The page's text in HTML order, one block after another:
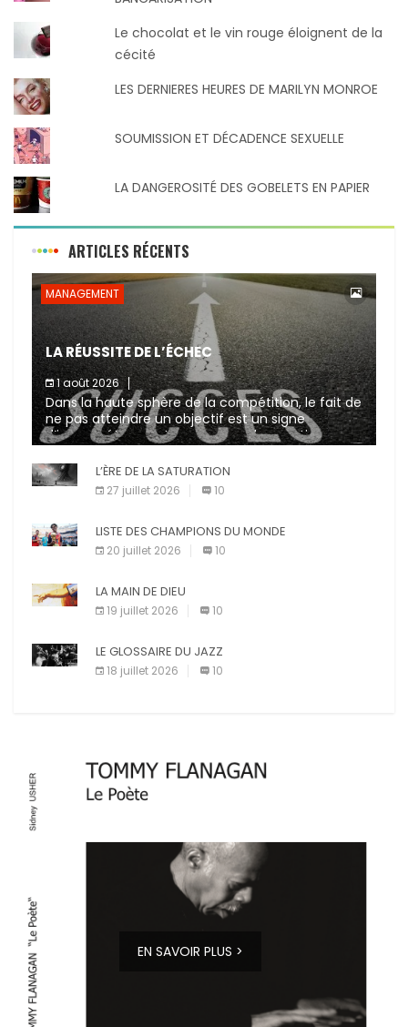
Le chocolat et le vin rouge éloignent de la
cécité
LES DERNIERES HEURES DE MARILYN MONROE
SOUMISSION ET DÉCADENCE SEXUELLE
LA DANGEROSITÉ DES GOBELETS EN PAPIER
ARTICLES RÉCENTS
MANAGEMENT
LA RÉUSSITE DE L’ÉCHEC
1 août 2026
Dans la haute sphère de la compétition, le fait de
ne pas atteindre un objectif est un signe
d’incompétence et une source de sanctions
diverses (avertissement, […]
L’ÈRE DE LA SATURATION
27 juillet 2026 10
LISTE DES CHAMPIONS DU MONDE
20 juillet 2026 10
LA MAIN DE DIEU
19 juillet 2026 10
LE GLOSSAIRE DU JAZZ
18 juillet 2026 10
EN SAVOIR PLUS >